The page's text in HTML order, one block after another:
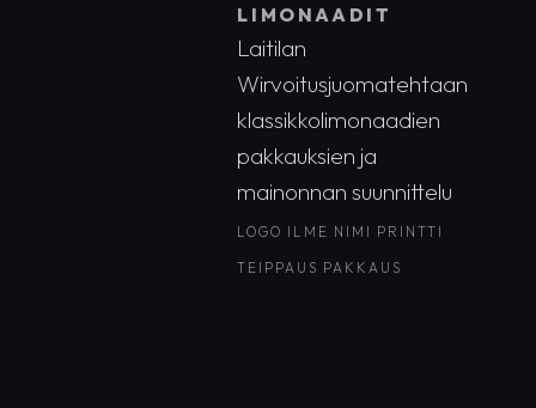
LIMONAADIT
Laitilan
Wirvoitusjuomatehtaan
klassikkolimonaadien
pakkauksien ja
mainonnan suunnittelu
LOGO ILME NIMI PRINTTI
TEIPPAUS PAKKAUS